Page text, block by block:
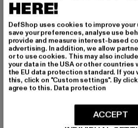
Anlass: Alltag, Bequem, Freizeit
Schnitt: Weit
Marke: Urban Classics
Kat.: Cargohosen
Farbe: schwarz
Hersteller Farbe: black
Materialzusammensetzung: 98%
Elasthan
Art.Nr: TB3487-00007
HERE!
DefShop uses cookies to improve your
save your preferences, analyse use
provide and measure interest-based
advertising. In addition, we allow
or to use cookies. This may also
your data in the USA or other countries
the EU data protection standard. If you
this, click on "Custom settings". By
agree to this. Data protection
ACCEPT